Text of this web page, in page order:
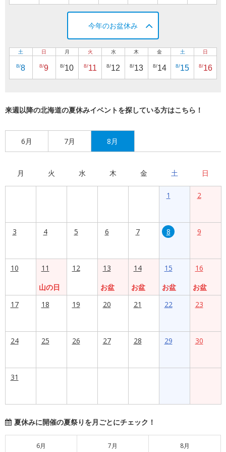
今年のお盆休み
土
8/8
日
8/9
月
8/10
火
8/11
水
8/12
木
8/13
金
8/14
土
8/15
日
8/16
来週以降の北海道の夏休みイベントを探している方はこちら！
6月 7月 8月
月 火 水 木 金 土 日
1 2
3 4 5 6 7 8 9
10
11
山の日
12
13
お盆
14
お盆
15
お盆
16
お盆
17
18 19 20 21 22 23
24 25 26 27 28 29 30
31
夏休みに開催の夏祭りを月ごとにチェック！
6月 7月 8月